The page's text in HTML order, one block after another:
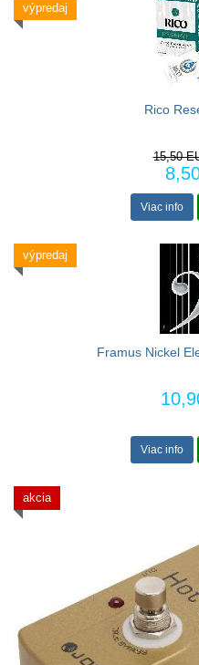
výpredaj
Rico
15,50
Viac info
výpredaj
Framus Nickel
Viac info
akcia